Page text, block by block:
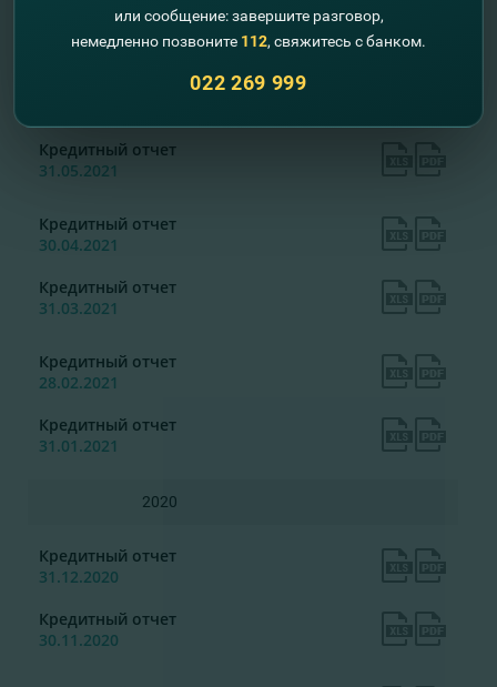
Кредитный отчет
Кредитный отчет
31.05.2021
Кредитный отчет
30.04.2021
Кредитный отчет
31.03.2021
Кредитный отчет
28.02.2021
Кредитный отчет
31.01.2021
2020
Кредитный отчет
31.12.2020
Кредитный отчет
30.11.2020
или сообщение: завершите разговор,
немедленно позвоните 112, свяжитесь с банком.
022 269 999